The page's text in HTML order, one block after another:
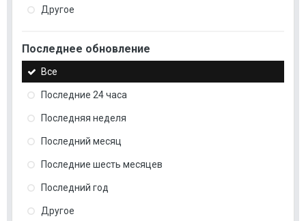
Другое
Последнее обновление
Все
Последние 24 часа
Последняя неделя
Последний месяц
Последние шесть месяцев
Последний год
Другое